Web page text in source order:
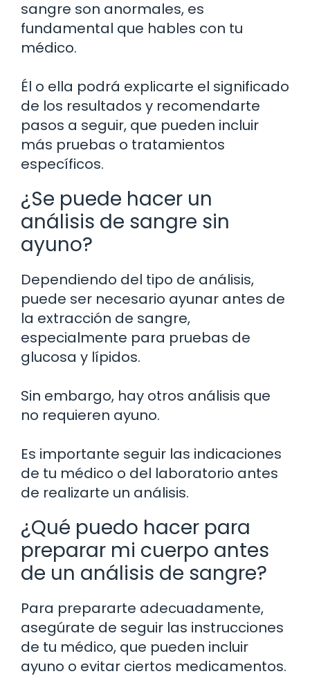
sangre son anormales, es
fundamental que hables con tu
médico.
Él o ella podrá explicarte el significado
de los resultados y recomendarte
pasos a seguir, que pueden incluir
más pruebas o tratamientos
específicos.
¿Se puede hacer un
análisis de sangre sin
ayuno?
Dependiendo del tipo de análisis,
puede ser necesario ayunar antes de
la extracción de sangre,
especialmente para pruebas de
glucosa y lípidos.
Sin embargo, hay otros análisis que
no requieren ayuno.
Es importante seguir las indicaciones
de tu médico o del laboratorio antes
de realizarte un análisis.
¿Qué puedo hacer para
preparar mi cuerpo antes
de un análisis de sangre?
Para prepararte adecuadamente,
asegúrate de seguir las instrucciones
de tu médico, que pueden incluir
ayuno o evitar ciertos medicamentos.